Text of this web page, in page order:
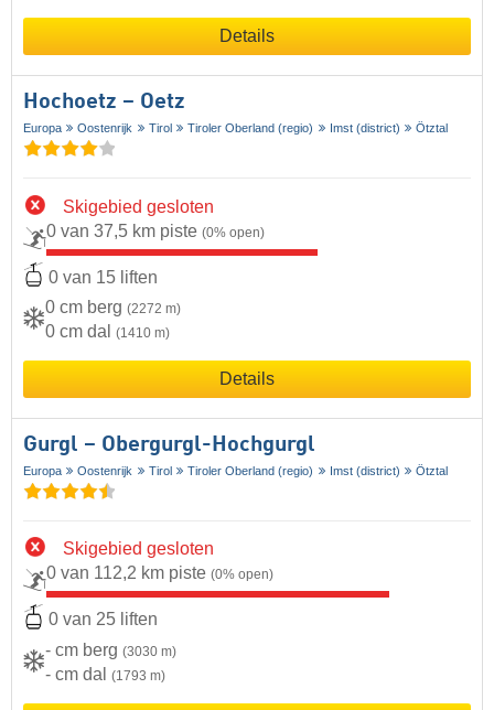
Details
Hochoetz – Oetz
Europa Oostenrijk Tirol Tiroler Oberland (regio) Imst (district) Ötztal
Skigebied gesloten
0 van 37,5 km piste (0% open)
0 van 15 liften
0 cm berg (2272 m)
0 cm dal (1410 m)
Details
Gurgl – Obergurgl-Hochgurgl
Europa Oostenrijk Tirol Tiroler Oberland (regio) Imst (district) Ötztal
Skigebied gesloten
0 van 112,2 km piste (0% open)
0 van 25 liften
- cm berg (3030 m)
- cm dal (1793 m)